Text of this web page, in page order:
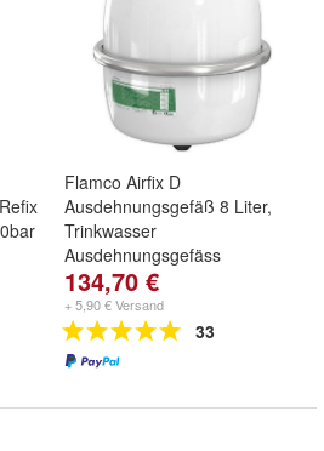
Flamco Airfix D
Ausdehnungsgefäß 8 Liter,
Trinkwasser
Ausdehnungsgefäss
134,70 €
+ 5,90 € Versand
33